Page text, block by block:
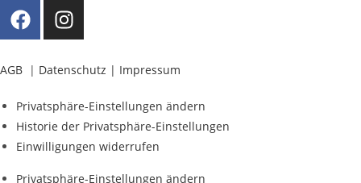
AGB | Datenschutz | Impressum
Privatsphäre-Einstellungen ändern
Historie der Privatsphäre-Einstellungen
Einwilligungen widerrufen
Privatsphäre-Einstellungen ändern